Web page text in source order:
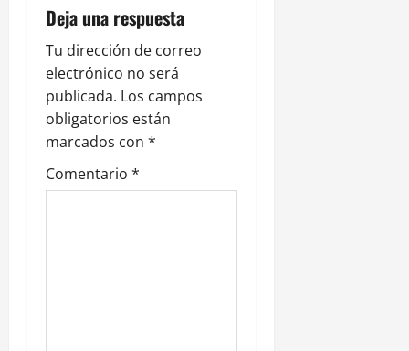
i
ó
n
d
e
Deja una respuesta
Tu dirección de correo
electrónico no será
publicada. Los campos
obligatorios están
marcados con *
Comentario *